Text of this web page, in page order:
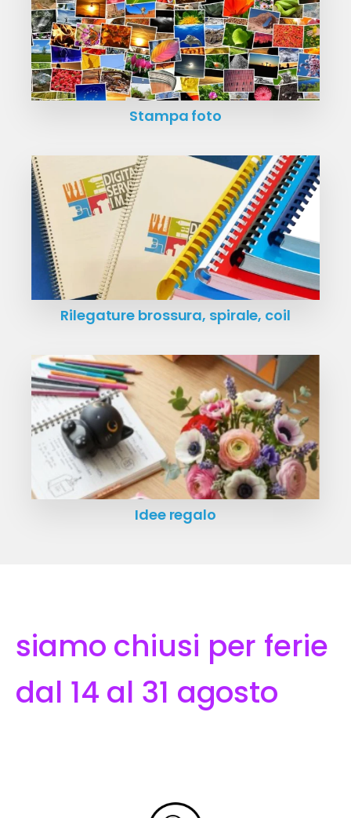
Stampa foto
Rilegature brossura, spirale, coil
Idee regalo
siamo chiusi per ferie
dal 14 al 31 agosto